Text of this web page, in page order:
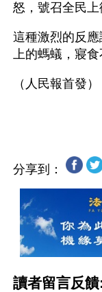
怒，號召全民上
這種激烈的反
上的螞蟻，寢
（人民報首發）
分享到：
讀者留言反饋: